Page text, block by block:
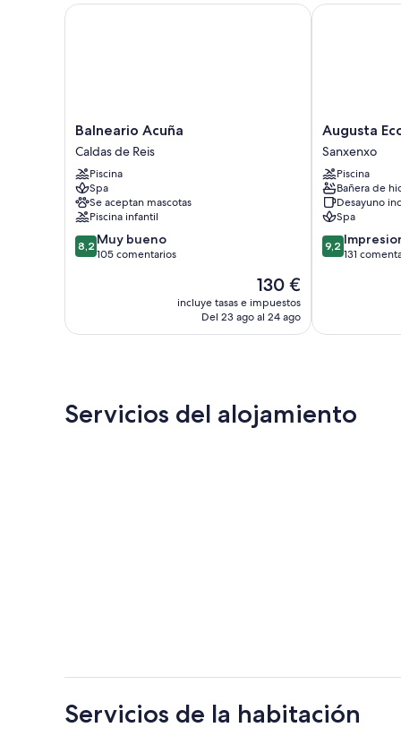
Balneario
Acuña
Caldas
de
Reis
Balneario Acuña
Caldas de Reis
Piscina
Spa
Se aceptan mascotas
Piscina infantil
8.2
sobre
8,2 Muy bueno
105 comentarios
El
precio
actual
130 €
incluye tasas e impuestos
Del 23 ago al 24 ago
Balneario Acuña
Augusta
Eco
Wellness
Resort
Sanxenxo
Augusta
Sanxenxo
Piscina
Bañera de
Desayuno
Spa
9.2
sobre
9,2
131
Augusta Eco
Servicios del alojamiento
Servicios de la habitación